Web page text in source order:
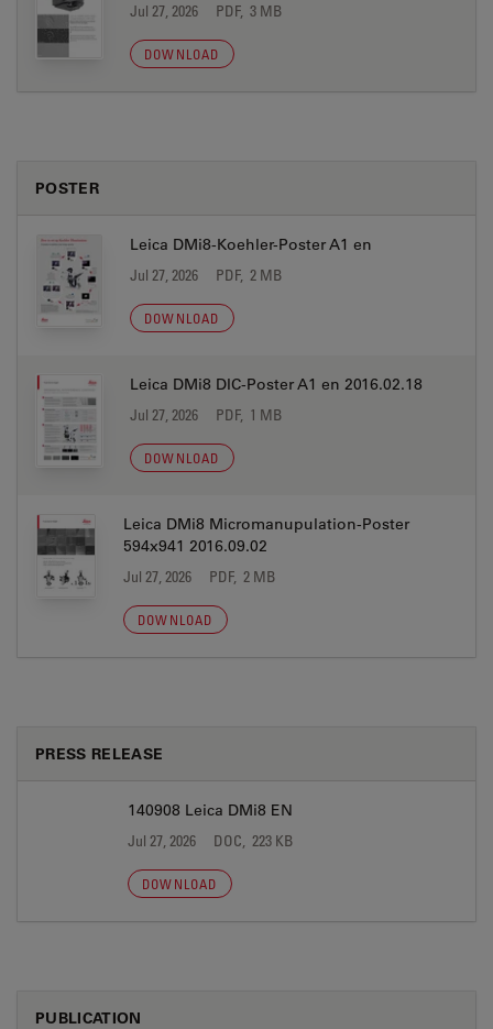
Jul 27, 2026 PDF, 3 MB
DOWNLOAD
POSTER
Leica DMi8-Koehler-Poster A1 en
Jul 27, 2026 PDF, 2 MB
DOWNLOAD
Leica DMi8 DIC-Poster A1 en 2016.02.18
Jul 27, 2026 PDF, 1 MB
DOWNLOAD
Leica DMi8 Micromanupulation-Poster
594x941 2016.09.02
Jul 27, 2026 PDF, 2 MB
DOWNLOAD
PRESS RELEASE
140908 Leica DMi8 EN
Jul 27, 2026 DOC, 223 KB
DOWNLOAD
PUBLICATION